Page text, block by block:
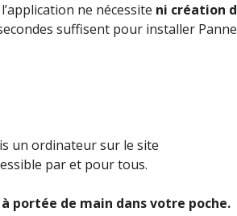
ne nécessite ni création
suffisent pour installer
un ordinateur sur le site
par et pour tous.
portée de main dans votre poche.